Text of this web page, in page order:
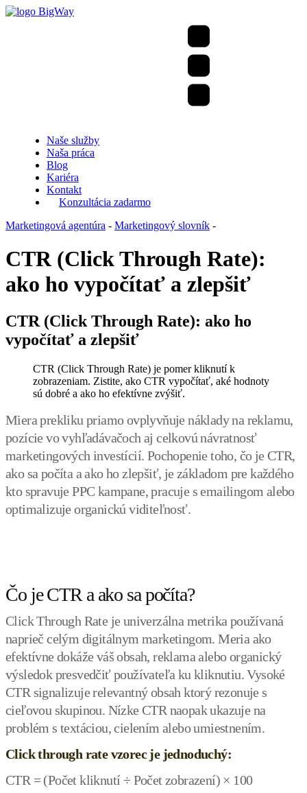
Naše služby
Naša práca
Blog
Kariéra
Kontakt
Konzultácia zadarmo
Marketingová agentúra - Marketingový slovník -
CTR (Click Through Rate):
ako ho vypočítať a zlepšiť
CTR (Click Through Rate): ako ho
vypočítať a zlepšiť
CTR (Click Through Rate) je pomer kliknutí k
zobrazeniam. Zistite, ako CTR vypočítať, aké hodnoty
sú dobré a ako ho efektívne zvýšiť.
Miera prekliku priamo ovplyvňuje náklady na reklamu,
pozície vo vyhľadávačoch aj celkovú návratnosť
marketingových investícií. Pochopenie toho, čo je CTR,
ako sa počíta a ako ho zlepšiť, je základom pre každého
kto spravuje PPC kampane, pracuje s emailingom alebo
optimalizuje organickú viditeľnosť.
Čo je CTR a ako sa počíta?
Click Through Rate je univerzálna metrika používaná
naprieč celým digitálnym marketingom. Meria ako
efektívne dokáže váš obsah, reklama alebo organický
výsledok presvedčiť používateľa ku kliknutiu. Vysoké
CTR signalizuje relevantný obsah ktorý rezonuje s
cieľovou skupinou. Nízke CTR naopak ukazuje na
problém s textáciou, cielením alebo umiestnením.
Click through rate vzorec je jednoduchý:
CTR = (Počet kliknutí ÷ Počet zobrazení) × 100